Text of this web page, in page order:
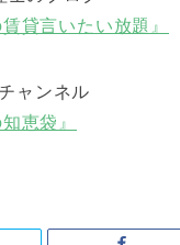
貸言いたい放題』
ャンネル
恵袋』